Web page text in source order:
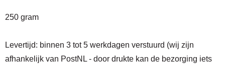
250 gram
Levertijd: binnen 3 tot 5 werkdagen verstuurd (wij zijn
afhankelijk van PostNL - door drukte kan de bezorging iets